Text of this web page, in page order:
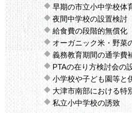
早期の市立小中学校体
夜間中学校の設置検討
給食費の段階的無償化
オーガニック米・野菜
義務教育期間の通学費
PTAの在り方検討会の
小学校や子ども園等と
大津市南部における特
私立小中学校の誘致